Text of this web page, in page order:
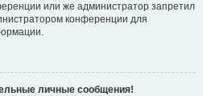
или же администратор запретил
конференции для
личные сообщения!